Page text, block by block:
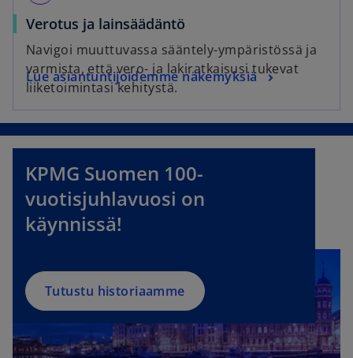
Verotus ja lainsäädäntö
Navigoi muuttuvassa sääntely-ympäristössä ja
varmista, että vero- ja lakiratkaisusi tukevat
liiketoimintasi kehitystä.
Lue asiantuntijoidemme näkemyksiä
KPMG Suomen 100-
vuotisjuhlavuosi on
käynnissä!
Tutustu historiaamme